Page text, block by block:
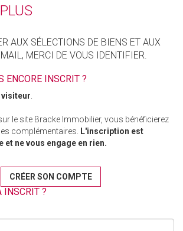
AUX SÉLECTIONS DE BIENS ET AUX
MERCI DE VOUS IDENTIFIER.
ENCORE INSCRIT ?
visiteur.
le site Bracke Immobilier, vous bénéficierez
complémentaires. L'inscription est
ne vous engage en rien.
CRÉER SON COMPTE
INSCRIT ?